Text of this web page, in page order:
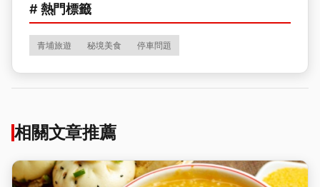
# 熱門標籤
青埔旅遊 秘境美食 停車問題
相關文章推薦